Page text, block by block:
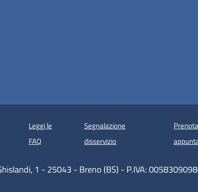
scheda).
Leggi le
FAQ
Segnalazione
disservizio
1 - 25043 - Breno (BS) - P.IVA: